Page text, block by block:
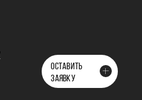
ОСТАВИТЬ
ЗАЯВКУ